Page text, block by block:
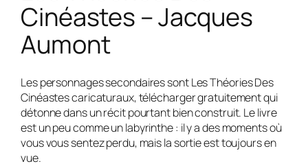
Cinéastes – Jacques
Aumont
Les personnages secondaires sont Les Théories Des
Cinéastes caricaturaux, télécharger gratuitement qui
détonne dans un récit pourtant bien construit. Le livre
est un peu comme un labyrinthe : il y a des moments où
vous vous sentez perdu, mais la sortie est toujours en
vue.